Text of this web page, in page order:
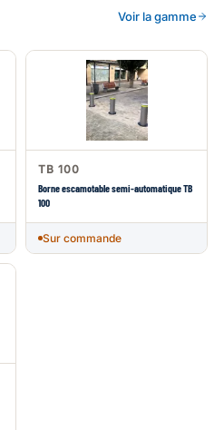
Voir la gamme
TB 100
Borne escamotable semi-automatique TB
100
Sur commande